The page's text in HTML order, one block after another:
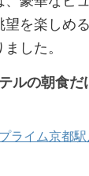
望を楽しめ
した。
ルの朝食だ
ライム京都駅